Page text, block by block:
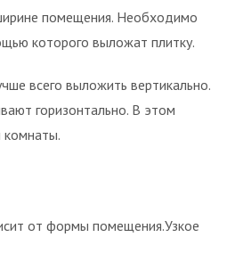
помещения. Необходимо
которого выложат плитку.
всего выложить вертикально.
горизонтально. В этом
комнаты.
от формы помещения.Узкое